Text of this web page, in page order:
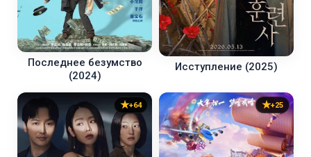
Последнее безумство
(2024)
Исступление (2025)
+64 +25